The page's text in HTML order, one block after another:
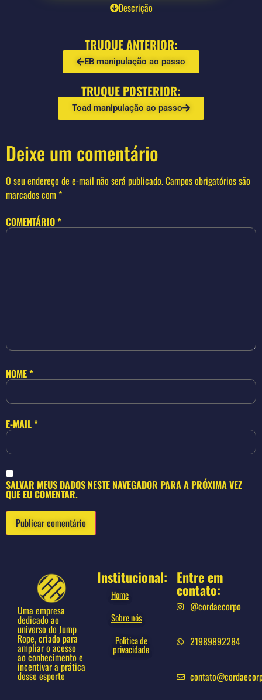
Descrição
TRUQUE ANTERIOR:
EB manipulação ao passo
TRUQUE POSTERIOR:
Toad manipulação ao passo
Deixe um comentário
O seu endereço de e-mail não será publicado.Campos obrigatórios são
marcados com *
COMENTÁRIO*
NOME*
E-MAIL*
SALVAR MEUS DADOS NESTE NAVEGADOR PARA A PRÓXIMA VEZ
QUE EU COMENTAR.
Uma empresa
dedicado ao
universo do Jump
Rope, criado para
ampliar o acesso
ao conhecimento e
incentivar a prática
desse esporte
Institucional:
Home
Sobre nós
Politica de
privacidade
Entre em
contato:
@cordaecorpo
21989892284